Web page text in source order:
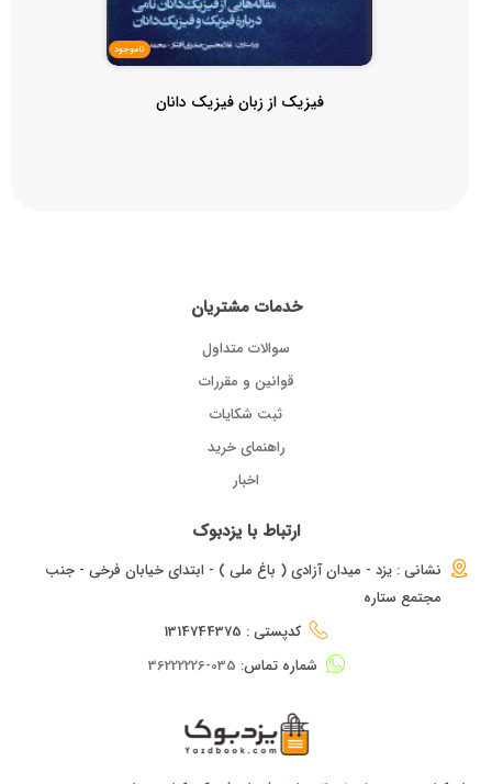
ناموجود
فیزیک از زبان فیزیک دانان
خدمات مشتریان
سوالات متداول
قوانین و مقررات
ثبت شکایات
راهنمای خرید
اخبار
ارتباط با یزدبوک
نشانی : یزد - میدان آزادی ( باغ ملی ) - ابتدای خیابان فرخی - جنب
مجتمع ستاره
کدپستی : 1314744375
شماره تماس: 035-36222226